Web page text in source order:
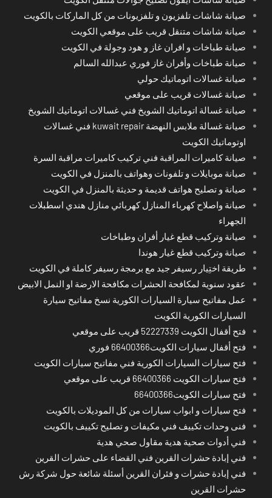
صيانة شاشات تلفزيون و تلفزيونات من كل الماركات بالكويت
صيانة شاشات متنقل قريب على موقعي الكويت
صيانة طباخات و افران غاز و هود وجولة في الكويت
صيانة طباخات وأفران غاز فوري عبدالله السالم
صيانة غسالات اتوماتيك حولي
صيانة غسالات قريب على موقعي
صيانة غسالة اتوماتيك الشويخ فني غسالات اتوماتيك الشويخ
صيانة غسالة ملابس النهضة kuwait repair فني غسالات
اوتوماتيك الكويت
صيانة كاميرات المراقبة فني تركيب كاميرات مراقبة السرة
صيانة موبايلات و تلفونات وهواتف بالمنزل في الكويت
صيانة و تصليح هواتف قديمة و حديثة بالمنزل في الكويت
صيانة واصلاح كهرباء المنازل كهربائي منازل هندي اسطبلات
الجهراء
صيانة وتركيب قطع غيار أفران وطباخات
صيانة وتركيب قطع غيار هوندا
طريقة اختِيار رسيفر جيد مع برمجة رسيفر كاملة في الكويت
عقود سنوية لمكافحة الحشرات مكافحة الارضة او النمل الابيض
عمل مفاتيح سيارة السيارات الكورية نسخ مفاتيح سيارة
السيارات الكورية الكويت
فتح أقفال الكويت 52227339 قريب على موقعي
فتح أقفال سيارات الكويت66400366 فوري
فتح سيارات السيارات الكورية فني مفاتيح سيارات الكويت
فتح سيارات الكويت 66400366 قريب على موقعي
فتح سيارات الكويت66400366
فتح سيارات و ابواب سيارات من كل الموديلات بالكويت
فنى وحدات تكييف فني مكيفات و تصليح تكييف بالكويت
فني أدوات صحية هدية مقاول صحي هدية
فني إبادة حشرات القرين فني القضاء على حشرات القرين
فني إبادة حشرات و فئران القرين أسئلة شائعة حول شركة رش
حشرات القرين